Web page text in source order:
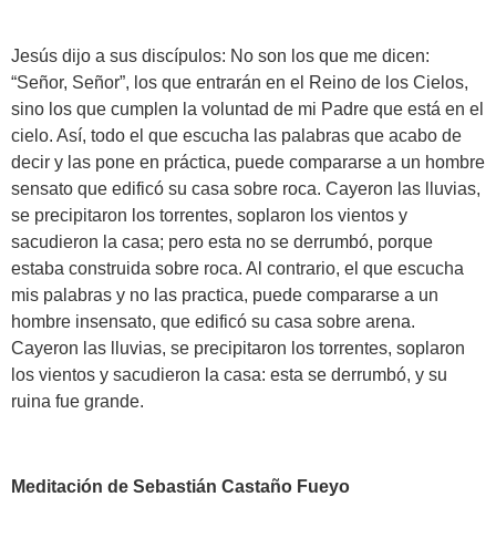
Jesús dijo a sus discípulos: No son los que me dicen:
“Señor, Señor”, los que entrarán en el Reino de los Cielos,
sino los que cumplen la voluntad de mi Padre que está en el
cielo. Así, todo el que escucha las palabras que acabo de
decir y las pone en práctica, puede compararse a un hombre
sensato que edificó su casa sobre roca. Cayeron las lluvias,
se precipitaron los torrentes, soplaron los vientos y
sacudieron la casa; pero esta no se derrumbó, porque
estaba construida sobre roca. Al contrario, el que escucha
mis palabras y no las practica, puede compararse a un
hombre insensato, que edificó su casa sobre arena.
Cayeron las lluvias, se precipitaron los torrentes, soplaron
los vientos y sacudieron la casa: esta se derrumbó, y su
ruina fue grande.
Meditación de Sebastián Castaño Fueyo